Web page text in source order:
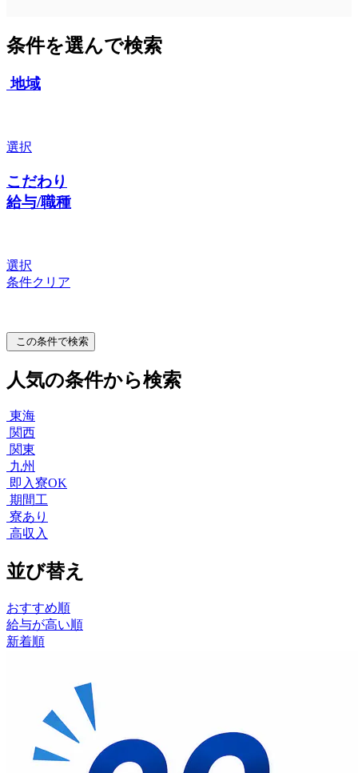
条件を選んで検索
地域
選択
こだわり
給与/職種
選択
条件クリア
この条件で検索
人気の条件から検索
東海
関西
関東
九州
即入寮OK
期間工
寮あり
高収入
並び替え
おすすめ順
給与が高い順
新着順